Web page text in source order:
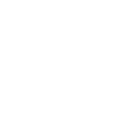
та педикюру